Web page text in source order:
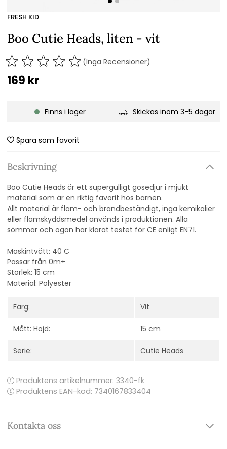
FRESH KID
Boo Cutie Heads, liten - vit
(Inga Recensioner)
169 kr
Finns i lager Skickas inom 3-5 dagar
Spara som favorit
Beskrivning
Boo Cutie Heads är ett supergulligt gosedjur i mjukt
material som är en riktig favorit hos barnen.
Allt material är flam- och brandbeständigt, inga kemikalier
eller flamskyddsmedel används i produktionen. Alla
sömmar och ögon har klarat testet för CE enligt EN71.
Maskintvätt: 40 C
Passar från 0m+
Storlek: 15 cm
Material: Polyester
Färg: Vit
Mått: Höjd: 15 cm
Serie: Cutie Heads
Produktens artikelnummer: 3340-fk
Produktens EAN-kod: 7340167833404
Kontakta oss